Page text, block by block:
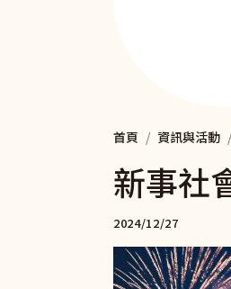
首頁 資訊與活動
新事社
2024/12/27